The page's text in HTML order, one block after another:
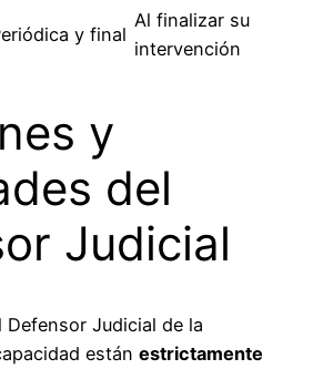
y final
Al finalizar su
intervención
y
del
Judicial
Defensor Judicial de la
están estrictamente